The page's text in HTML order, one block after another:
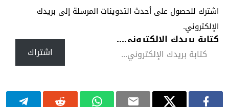
اشترك للحصول على أحدث التدوينات المرسلة إلى بريدك
الإلكتروني.
كتابة بريدك الإلكتروني...
اشتراك